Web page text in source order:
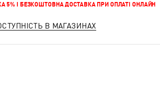
5% І БЕЗКОШТОВНА ДОСТАВКА ПРИ ОПЛАТІ ОНЛАЙН
В МАГАЗИНАХ